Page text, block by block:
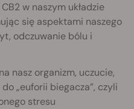
w naszym układzie
się aspektami naszego
odczuwanie bólu i
nasz organizm, uczucie,
„euforii biegacza”, czyli
stresu